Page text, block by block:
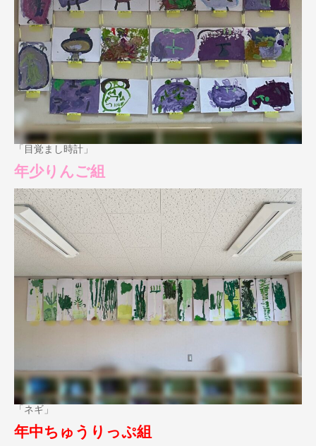
「目覚まし時計」
年少りんご組
「ネギ」
年中ちゅうりっぷ組